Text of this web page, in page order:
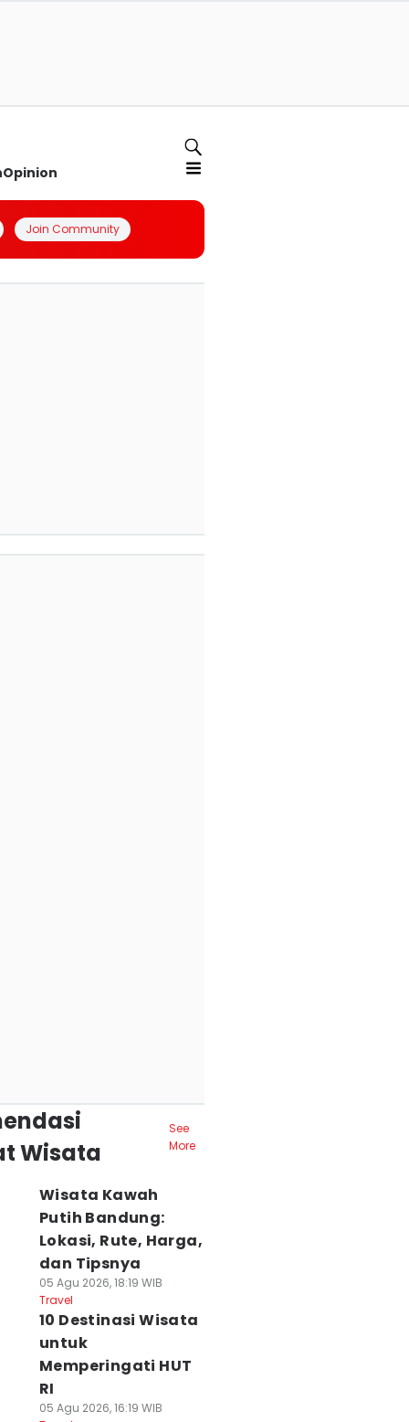
Opinion
Join Community
Wisata
See
More
Wisata Kawah
Putih Bandung:
Lokasi, Rute, Harga,
dan Tipsnya
05 Agu 2026, 18:19 WIB
Travel
10 Destinasi Wisata
untuk
Memperingati HUT
RI
05 Agu 2026, 16:19 WIB